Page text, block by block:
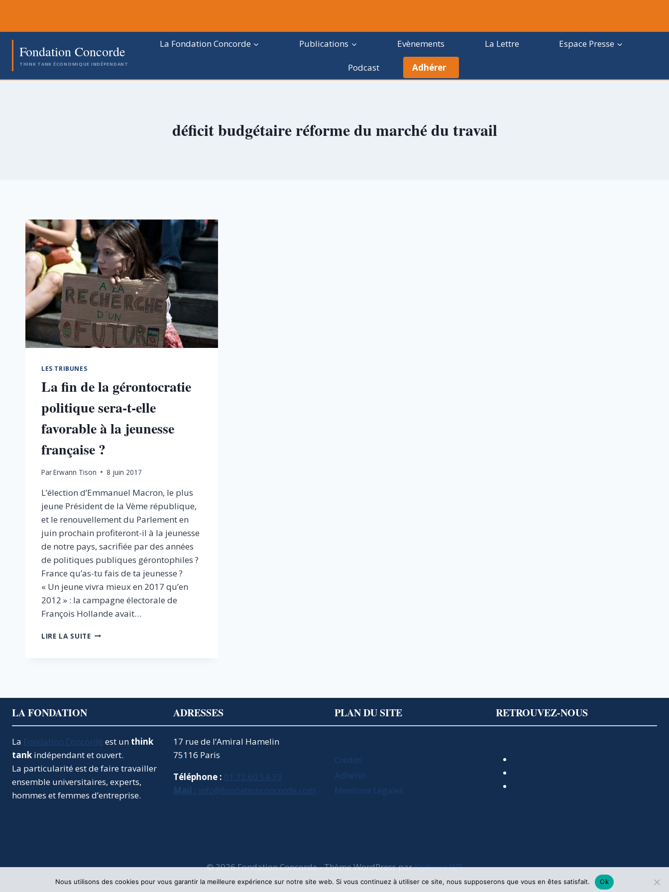
contenu
Fondation Concorde
THINK TANK ÉCONOMIQUE INDÉPENDANT
La Fondation Concorde Publications Evènements La Lettre Espace Presse
Podcast Adhérer
déficit budgétaire réforme du marché du travail
LES TRIBUNES
La fin de la gérontocratie
politique sera-t-elle
favorable à la jeunesse
française ?
ParErwann Tison 8 juin 2017
L’élection d’Emmanuel Macron, le plus
jeune Président de la Vème république,
et le renouvellement du Parlement en
juin prochain profiteront-il à la jeunesse
de notre pays, sacrifiée par des années
de politiques publiques gérontophiles ?
France qu’as-tu fais de ta jeunesse ?
« Un jeune vivra mieux en 2017 qu’en
2012 » : la campagne électorale de
François Hollande avait…
LIRE LA SUITELA
SERA-
FAVORABLE
LA
JEUNESSE
FRANÇAISE
?
LA FONDATION
La Fondation Concorde est un think
tank indépendant et ouvert.
La particularité est de faire travailler
ensemble universitaires, experts,
hommes et femmes d’entreprise.
ADRESSES
17 rue de l’Amiral Hamelin
75116 Paris
Téléphone : 01.72.60.54.39
Mail : info@fondationconcorde.com
PLAN DU SITE
Crédits
Adhérer
Mentions Légales
RETROUVEZ-NOUS
© 2026 Fondation Concorde - Thème WordPress parKadence WP
Nous utilisons des cookies pour vous garantir la meilleure expérience sur notre site web. Si vous continuez à utiliser ce site, nous supposerons que vous en êtes satisfait. Ok